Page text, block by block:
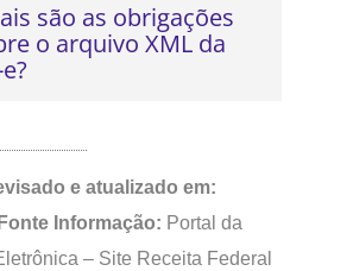
são as obrigações
o arquivo XML da
e atualizado em:
Fonte Informação: Portal da
– Site Receita Federal